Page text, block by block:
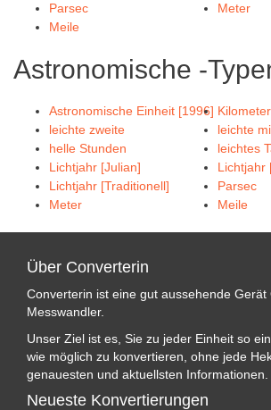
Parsec
Meter
Meile
Astronomische -
Astronomische Einheit [1996] Kilometer
leichte zweite
leichte
helle Stunden
leichtes
Lichtjahr [Julian]
Lichtjahr
Lichtjahr [Traditionell]
Parsec
Meter
Meile
Über Converterin
Converterin ist eine gut aussehende Gerät
Messwandler.
Unser Ziel ist es, Sie zu jeder Einheit so
wie möglich zu konvertieren, ohne jede
genauesten und aktuellsten Informationen.
Neueste Konvertierungen